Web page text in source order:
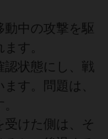
動中の攻撃を駆
す。
状態にし、戦
す。問題は、
受けた側は、そ